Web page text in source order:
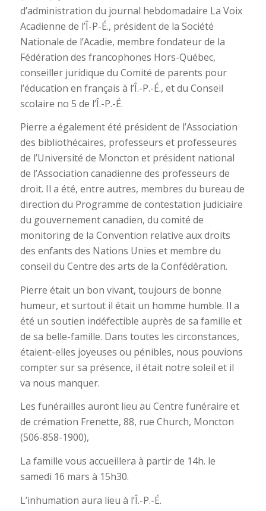
d’administration du journal hebdomadaire La Voix
Acadienne de l’Î-P-É., président de la Société
Nationale de l’Acadie, membre fondateur de la
Fédération des francophones Hors-Québec,
conseiller juridique du Comité de parents pour
l’éducation en français à l’Î.-P.-É., et du Conseil
scolaire no 5 de l’Î.-P.-É.
Pierre a également été président de l’Association
des bibliothécaires, professeurs et professeures
de l’Université de Moncton et président national
de l’Association canadienne des professeurs de
droit. Il a été, entre autres, membres du bureau de
direction du Programme de contestation judiciaire
du gouvernement canadien, du comité de
monitoring de la Convention relative aux droits
des enfants des Nations Unies et membre du
conseil du Centre des arts de la Confédération.
Pierre était un bon vivant, toujours de bonne
humeur, et surtout il était un homme humble. Il a
été un soutien indéfectible auprès de sa famille et
de sa belle-famille. Dans toutes les circonstances,
étaient-elles joyeuses ou pénibles, nous pouvions
compter sur sa présence, il était notre soleil et il
va nous manquer.
Les funérailles auront lieu au Centre funéraire et
de crémation Frenette, 88, rue Church, Moncton
(506-858-1900),
La famille vous accueillera à partir de 14h. le
samedi 16 mars à 15h30.
L’inhumation aura lieu à l’Î.-P.-É.